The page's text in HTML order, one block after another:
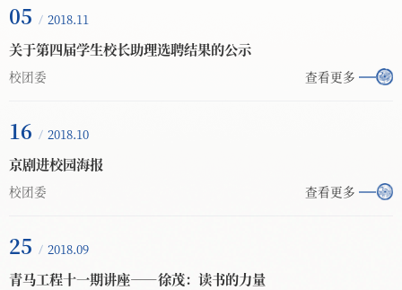
05 2018.11
关于第四届学生校长助理选聘结果的公示
校团委 查看更多
16 2018.10
京剧进校园海报
校团委 查看更多
25 2018.09
青马工程十一期讲座——徐茂：读书的力量